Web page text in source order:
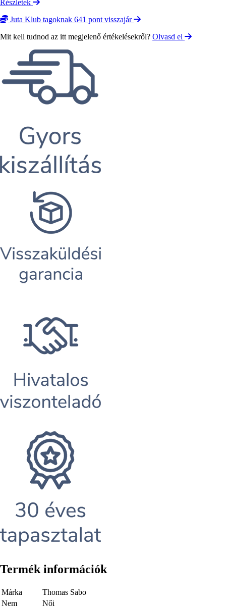
Részletek
Juta Klub tagoknak 641 pont visszajár
Mit kell tudnod az itt megjelenő értékelésekről? Olvasd el
Termék információk
Márka
Thomas Sabo
Nem
Női